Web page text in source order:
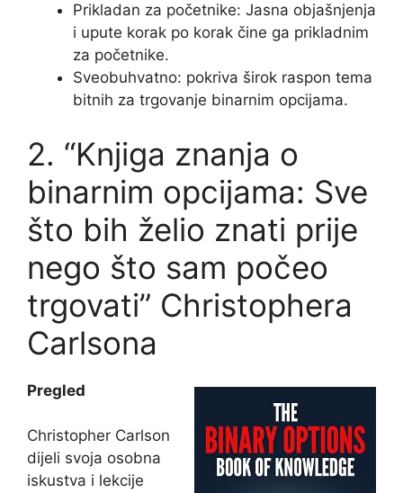
Prikladan za početnike: Jasna objašnjenja
i upute korak po korak čine ga prikladnim
za početnike.
Sveobuhvatno: pokriva širok raspon tema
bitnih za trgovanje binarnim opcijama.
2. “Knjiga znanja o
binarnim opcijama: Sve
što bih želio znati prije
nego što sam počeo
trgovati” Christophera
Carlsona
Pregled
Christopher Carlson
dijeli svoja osobna
iskustva i lekcije